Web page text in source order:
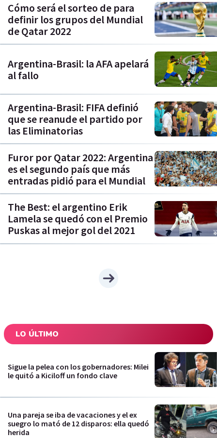
Cómo será el sorteo de para
definir los grupos del Mundial
de Qatar 2022
Argentina-Brasil: la AFA apelará
al fallo
Argentina-Brasil: FIFA definió
que se reanude el partido por
las Eliminatorias
Furor por Qatar 2022: Argentina
es el segundo país que más
entradas pidió para el Mundial
The Best: el argentino Erik
Lamela se quedó con el Premio
Puskas al mejor gol del 2021
LO ÚLTIMO
Sigue la pelea con los gobernadores: Milei
le quitó a Kiciloff un fondo clave
Una pareja se iba de vacaciones y el ex
suegro lo mató de 12 disparos: ella quedó
herida